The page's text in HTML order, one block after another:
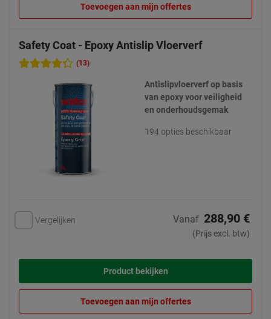
Toevoegen aan mijn offertes
Safety Coat - Epoxy Antislip Vloerverf
(13)
Antislipvloerverf op basis
van epoxy voor veiligheid
en onderhoudsgemak
194 opties beschikbaar
Vergelijken Vanaf 288,90 €
(Prijs excl. btw)
Product bekijken
Toevoegen aan mijn offertes